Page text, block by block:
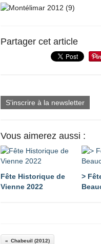
Partager cet article
S'inscrire à la newsletter
Vous aimerez aussi :
Fête Historique de
Vienne 2022
>
Chabeuil (2012)